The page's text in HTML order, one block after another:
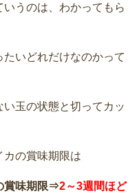
うのは、わかってもら
いどれだけなのかって
玉の状態と切ってカッ
カの賞味期限は
賞味期限⇒2～3週間ほど